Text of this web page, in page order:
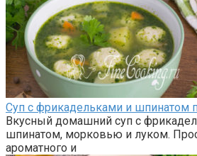
Суп с фрикадельками и шпинатом
Вкусный домашний суп с
шпинатом, морковью и луком.
ароматного и